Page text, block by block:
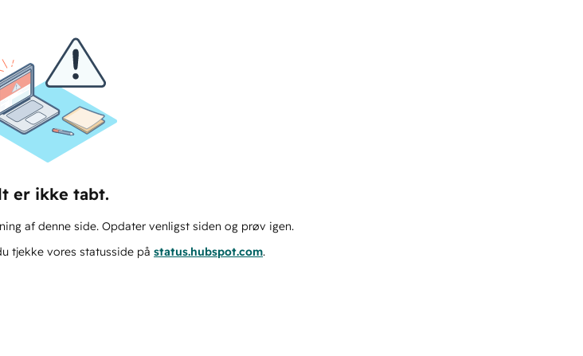
er ikke tabt.
af denne side. Opdater venligst siden og prøv igen.
tjekke vores statusside på status.hubspot.com.